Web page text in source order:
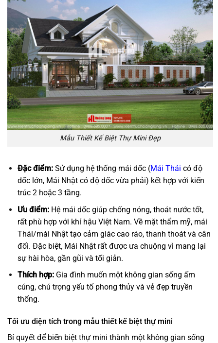
Mẫu Thiết Kế Biệt Thự Mini Đẹp
Đặc điểm:Sử dụng hệ thống mái dốc (Mái Thái có độ
dốc lớn, Mái Nhật có độ dốc vừa phải) kết hợp với kiến
trúc 2 hoặc 3 tầng.
Ưu điểm:Hệ mái dốc giúp chống nóng, thoát nước tốt,
rất phù hợp với khí hậu Việt Nam. Về mặt thẩm mỹ, mái
Thái/mái Nhật tạo cảm giác cao ráo, thanh thoát và cân
đối. Đặc biệt, Mái Nhật rất được ưa chuộng vì mang lại
sự hài hòa, gần gũi và tối giản.
Thích hợp:Gia đình muốn một không gian sống ấm
cúng, chú trọng yếu tố phong thủy và vẻ đẹp truyền
thống.
Tối ưu diện tích trong mẫu thiết kế biệt thự mini
Bí quyết để biến biệt thự mini thành một không gian sống